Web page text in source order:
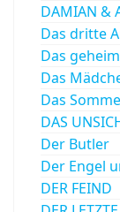
DAMIAN &
Das dritte
Das
Das
Das
DAS
Der Butler
Der Engel
DER FEIND